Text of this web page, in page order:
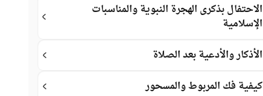
الاحتفال بذكرى الهجرة النبوية والمناسبات
الإسلامية
الأذكار والأدعية بعد الصلاة
كيفية فك المربوط والمسحور